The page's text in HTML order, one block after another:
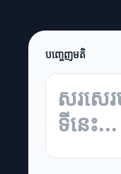
បញ្ចេញមតិ